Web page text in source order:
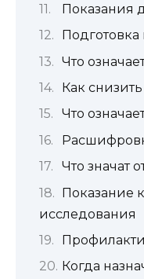
Показания
Что
Как
Что
Что значат
Показание
исследования
Когда